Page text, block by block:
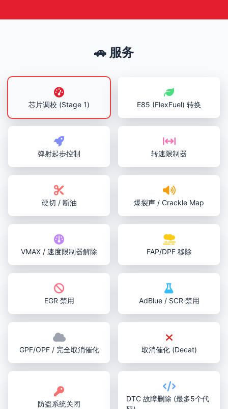
🚗 服务
芯片调校 (Stage 1) E85 (FlexFuel) 转换
弹射起步控制 转速限制器
硬切 / 断油 爆裂声 / Crackle Map
VMAX / 速度限制器解除 FAP/DPF 移除
EGR 禁用 AdBlue / SCR 禁用
GPF/OPF / 完全取消催化 取消催化 (Decat)
防盗系统关闭
DTC 故障删除 (最多5个代